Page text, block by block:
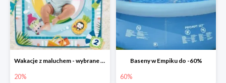
Wakacje z maluchem - wybrane zabawki Fisher-Price w Empiku-20%
20%
Baseny w Empiku do -60%
60%